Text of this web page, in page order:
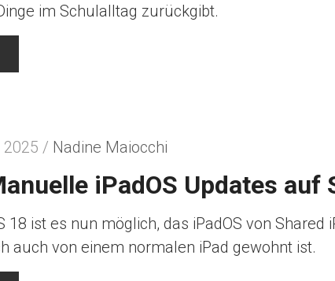
im Schulalltag zurückgibt.
2025 / Nadine Maiocchi
iPadOS Updates auf
18 ist es nun möglich, das iPadOS von
auch von einem normalen iPad gewohnt ist.